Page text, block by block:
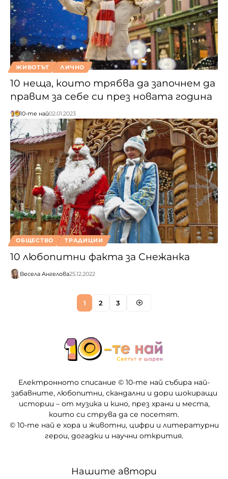
ЖИВОТЪТ ЛИЧНО
10 неща, които трябва да започнем да
правим за себе си през новата година
10-те най02.01.2023
ОБЩЕСТВО ТРАДИЦИИ
10 любопитни факта за Снежанка
Весела Ангелова25.12.2022
1 2 3
Електронното списание © 10-те най събира най-
забавните, любопитни, скандални и дори шокиращи
истории – от музика и кино, през храни и места,
които си струва да се посетят.
© 10-те най е хора и животни, цифри и литературни
герои, догадки и научни открития.
Нашите автори